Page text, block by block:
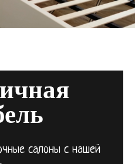
салоны с нашей